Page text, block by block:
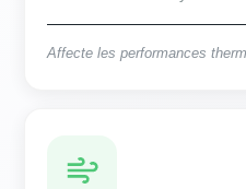
Affecte les performances